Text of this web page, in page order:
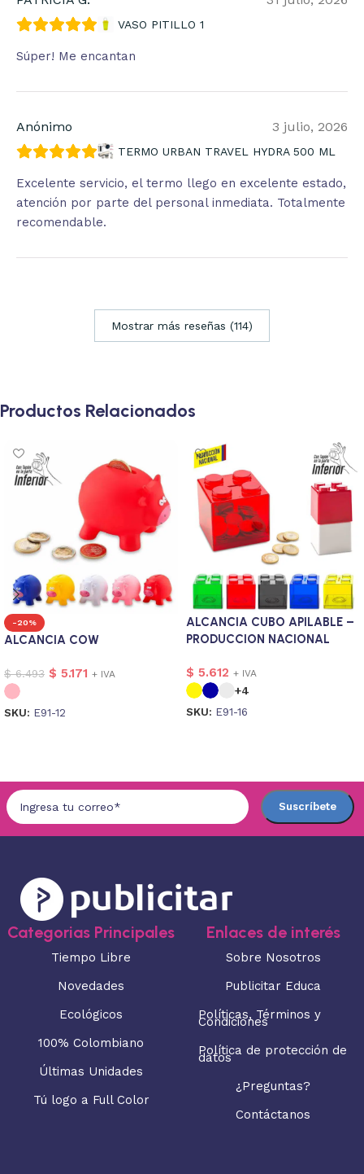
VASO PITILLO 1
Súper! Me encantan
Anónimo 3 julio, 2026
TERMO URBAN TRAVEL HYDRA 500 ML
Excelente servicio, el termo llego en excelente estado,
atención por parte del personal inmediata. Totalmente
recomendable.
Mostrar más reseñas (114)
Productos Relacionados
-20%
ALCANCIA COW
$6.493 $ 5.171 + IVA
SKU: E91-12
ALCANCIA CUBO APILABLE –
PRODUCCION NACIONAL
$ 5.612 + IVA
+4
SKU: E91-16
Categorias Principales
Tiempo Libre
Novedades
Ecológicos
100% Colombiano
Últimas Unidades
Tú logo a Full Color
Enlaces de interés
Sobre Nosotros
Publicitar Educa
Políticas, Términos y
Condiciones
Política de protección de
datos
¿Preguntas?
Contáctanos